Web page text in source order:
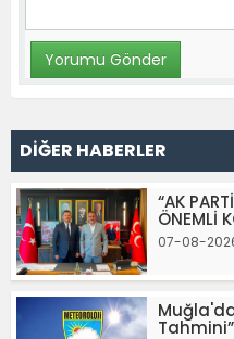
DİĞER HABERLER
“AK
ÖNEMLİ
07-08-
Tahmini”